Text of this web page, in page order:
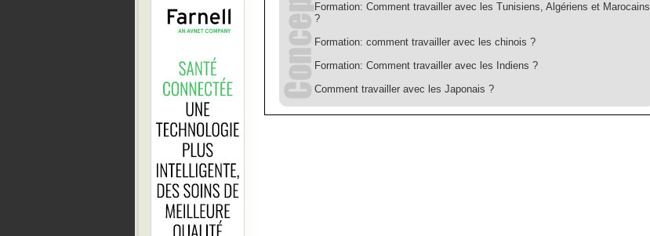
Formation: Comment travailler avec les Tunisiens, Algériens et Marocains
?
Formation: comment travailler avec les chinois ?
Formation: Comment travailler avec les Indiens ?
Comment travailler avec les Japonais ?